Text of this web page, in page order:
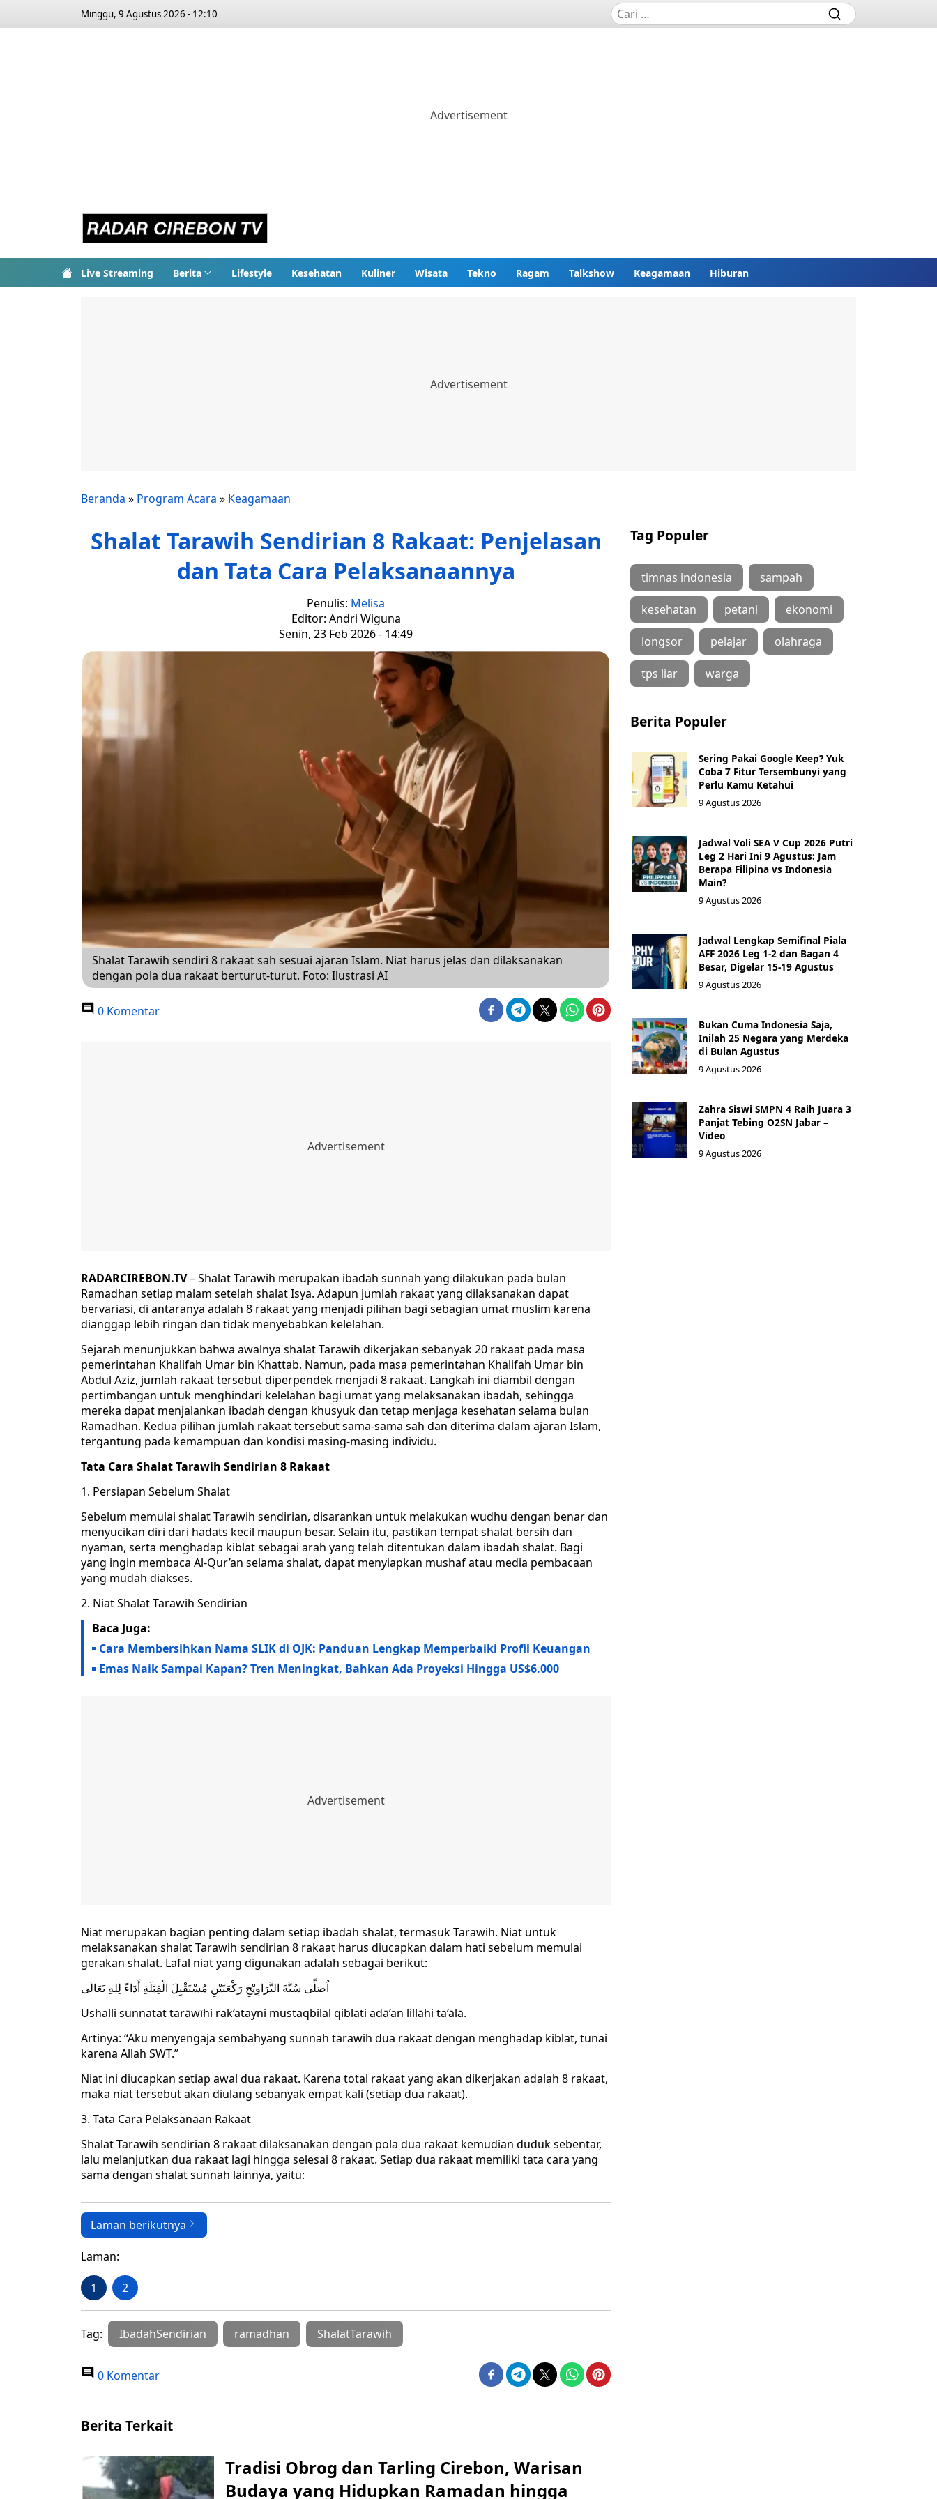
Minggu, 9 Agustus 2026 - 12:10
Live Streaming Berita Lifestyle Kesehatan Kuliner Wisata Tekno Ragam Talkshow Keagamaan Hiburan
Beranda » Program Acara » Keagamaan
Shalat Tarawih Sendirian 8 Rakaat: Penjelasan
dan Tata Cara Pelaksanaannya
Penulis: Melisa
Editor: Andri Wiguna
Senin, 23 Feb 2026 - 14:49
Shalat Tarawih sendiri 8 rakaat sah sesuai ajaran Islam. Niat harus jelas dan dilaksanakan
dengan pola dua rakaat berturut-turut. Foto: Ilustrasi AI
0 Komentar
RADARCIREBON.TV– Shalat Tarawih merupakan ibadah sunnah yang dilakukan pada bulan
Ramadhan setiap malam setelah shalat Isya. Adapun jumlah rakaat yang dilaksanakan dapat
bervariasi, di antaranya adalah 8 rakaat yang menjadi pilihan bagi sebagian umat muslim karena
dianggap lebih ringan dan tidak menyebabkan kelelahan.
Sejarah menunjukkan bahwa awalnya shalat Tarawih dikerjakan sebanyak 20 rakaat pada masa
pemerintahan Khalifah Umar bin Khattab. Namun, pada masa pemerintahan Khalifah Umar bin
Abdul Aziz, jumlah rakaat tersebut diperpendek menjadi 8 rakaat. Langkah ini diambil dengan
pertimbangan untuk menghindari kelelahan bagi umat yang melaksanakan ibadah, sehingga
mereka dapat menjalankan ibadah dengan khusyuk dan tetap menjaga kesehatan selama bulan
Ramadhan. Kedua pilihan jumlah rakaat tersebut sama-sama sah dan diterima dalam ajaran Islam,
tergantung pada kemampuan dan kondisi masing-masing individu.
Tata Cara Shalat Tarawih Sendirian 8 Rakaat
1. Persiapan Sebelum Shalat
Sebelum memulai shalat Tarawih sendirian, disarankan untuk melakukan wudhu dengan benar dan
menyucikan diri dari hadats kecil maupun besar. Selain itu, pastikan tempat shalat bersih dan
nyaman, serta menghadap kiblat sebagai arah yang telah ditentukan dalam ibadah shalat. Bagi
yang ingin membaca Al-Qur’an selama shalat, dapat menyiapkan mushaf atau media pembacaan
yang mudah diakses.
2. Niat Shalat Tarawih Sendirian
Baca Juga:
Cara Membersihkan Nama SLIK di OJK: Panduan Lengkap Memperbaiki Profil Keuangan
Emas Naik Sampai Kapan? Tren Meningkat, Bahkan Ada Proyeksi Hingga US$6.000
Niat merupakan bagian penting dalam setiap ibadah shalat, termasuk Tarawih. Niat untuk
melaksanakan shalat Tarawih sendirian 8 rakaat harus diucapkan dalam hati sebelum memulai
gerakan shalat. Lafal niat yang digunakan adalah sebagai berikut:
اُصَلِّى سُنَّةَ التَّرَاوِيْحِ رَكْعَتَيْنِ مُسْتَقْبِلَ الْقِبْلَةِ أَدَاءً لِلهِ تَعَالَى
Ushalli sunnatat tarāwīhi rak‘atayni mustaqbilal qiblati adā’an lillāhi ta‘ālā.
Artinya: “Aku menyengaja sembahyang sunnah tarawih dua rakaat dengan menghadap kiblat, tunai
karena Allah SWT.”
Niat ini diucapkan setiap awal dua rakaat. Karena total rakaat yang akan dikerjakan adalah 8 rakaat,
maka niat tersebut akan diulang sebanyak empat kali (setiap dua rakaat).
3. Tata Cara Pelaksanaan Rakaat
Shalat Tarawih sendirian 8 rakaat dilaksanakan dengan pola dua rakaat kemudian duduk sebentar,
lalu melanjutkan dua rakaat lagi hingga selesai 8 rakaat. Setiap dua rakaat memiliki tata cara yang
sama dengan shalat sunnah lainnya, yaitu:
Laman berikutnya
Laman:
1 2
Tag: IbadahSendirian ramadhan ShalatTarawih
0 Komentar
Tag Populer
timnas indonesia sampah
kesehatan petani ekonomi
longsor pelajar olahraga
tps liar warga
Berita Populer
Sering Pakai Google Keep? Yuk
Coba 7 Fitur Tersembunyi yang
Perlu Kamu Ketahui
9 Agustus 2026
Jadwal Voli SEA V Cup 2026 Putri
Leg 2 Hari Ini 9 Agustus: Jam
Berapa Filipina vs Indonesia
Main?
9 Agustus 2026
Jadwal Lengkap Semifinal Piala
AFF 2026 Leg 1-2 dan Bagan 4
Besar, Digelar 15-19 Agustus
9 Agustus 2026
Bukan Cuma Indonesia Saja,
Inilah 25 Negara yang Merdeka
di Bulan Agustus
9 Agustus 2026
Zahra Siswi SMPN 4 Raih Juara 3
Panjat Tebing O2SN Jabar –
Video
9 Agustus 2026
Berita Terkait
Tradisi Obrog dan Tarling Cirebon, Warisan
Budaya yang Hidupkan Ramadan hingga